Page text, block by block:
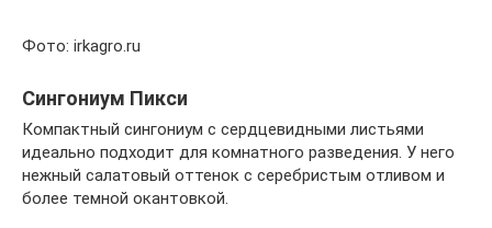
Фото: irkagro.ru
Сингониум Пикси
Компактный сингониум с сердцевидными листьями
идеально подходит для комнатного разведения. У него
нежный салатовый оттенок с серебристым отливом и
более темной окантовкой.